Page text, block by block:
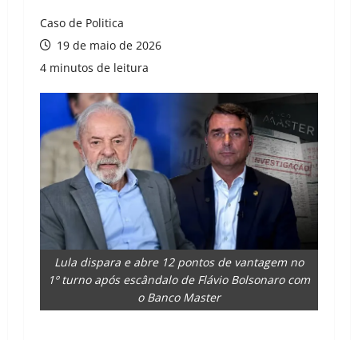
Caso de Politica
19 de maio de 2026
4 minutos de leitura
Lula dispara e abre 12 pontos de vantagem no
1º turno após escândalo de Flávio Bolsonaro com
o Banco Master